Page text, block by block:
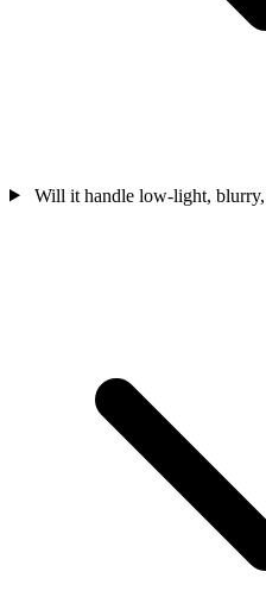
Will it handle low-light,